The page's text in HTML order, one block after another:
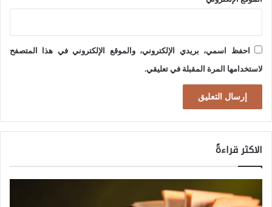
س
ر
ا
ي
احفظ اسمي، بريدي الإلكتروني، والموقع الإلكتروني في هذا المتصفح
لاستخدامها المرة المقبلة في تعليقي.
الاكثر قراءةً